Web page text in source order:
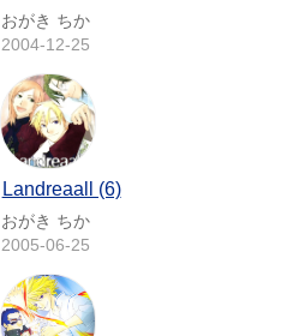
おがき ちか
2004-12-25
Landreaall (6)
おがき ちか
2005-06-25